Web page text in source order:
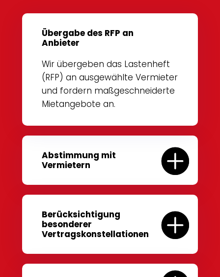
Übergabe des RFP an
Anbieter
Wir übergeben das Lastenheft
(RFP) an ausgewählte Vermieter
und fordern maßgeschneiderte
Mietangebote an.
Abstimmung mit
Vermietern
Berücksichtigung
besonderer
Vertragskonstellationen